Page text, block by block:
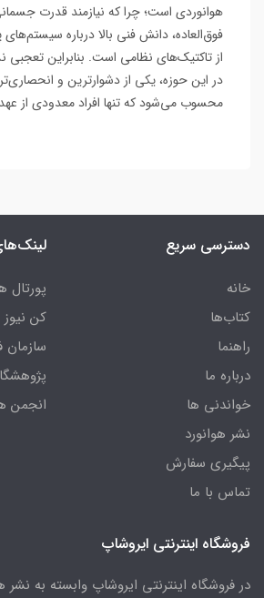
هوانوردی است؛ چرا که نیازمند قدرت
فوق‌العاده، دانش فنی بالا درباره
از تاکتیک‌های نظامی است. بنابراین تعجبی
در این حوزه، یکی از دشوارترین و
محسوب می‌شود که تنها افراد معدودی از
دسترسی سریع
خانه
کتاب‌ها
راهنما
درباره ما
خواندنی ها
نشر هوانورد
پیگیری سفارش
تماس با ما
پورتال
کن نیوز
سازمان
انجمن
فروشگاه اینترنتی ایروشاپ
در فروشگاه اینترنتی ایروشاپ وابسته به نشر